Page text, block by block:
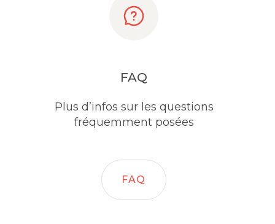
FAQ
Plus d’infos sur les questions
fréquemment posées
FAQ